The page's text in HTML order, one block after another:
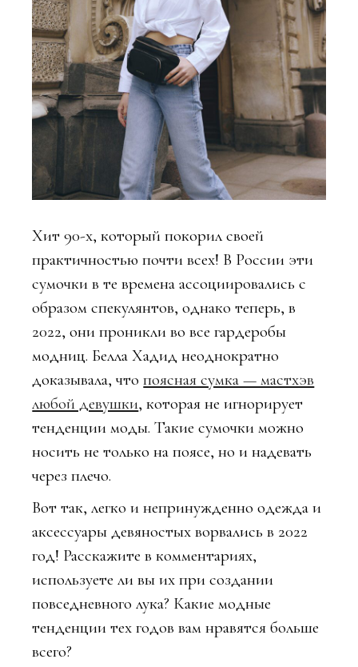
Хит 90-х, который покорил своей
практичностью почти всех! В России эти
сумочки в те времена ассоциировались с
образом спекулянтов, однако теперь, в
2022, они проникли во все гардеробы
модниц. Белла Хадид неоднократно
доказывала, чтопоясная сумка — мастхэв
любой девушки, которая не игнорирует
тенденции моды. Такие сумочки можно
носить не только на поясе, но и надевать
через плечо.
Вот так, легко и непринужденно одежда и
аксессуары девяностых ворвались в 2022
год! Расскажите в комментариях,
используете ли вы их при создании
повседневного лука? Какие модные
тенденции тех годов вам нравятся больше
всего?